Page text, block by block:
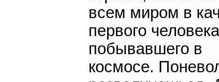
всем миром в
первого человека
побывавшего в
космосе.